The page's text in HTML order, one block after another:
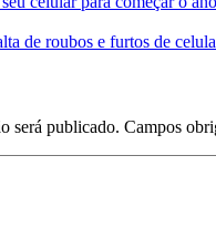
de roubos e furtos de
será publicado. Campos